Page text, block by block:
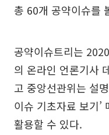
총 60개 공약이슈를
공약이슈트리는
의 온라인 언론기사
고 중앙선관위는 설
이슈 기초자료 보기’
활용할 수 있다.